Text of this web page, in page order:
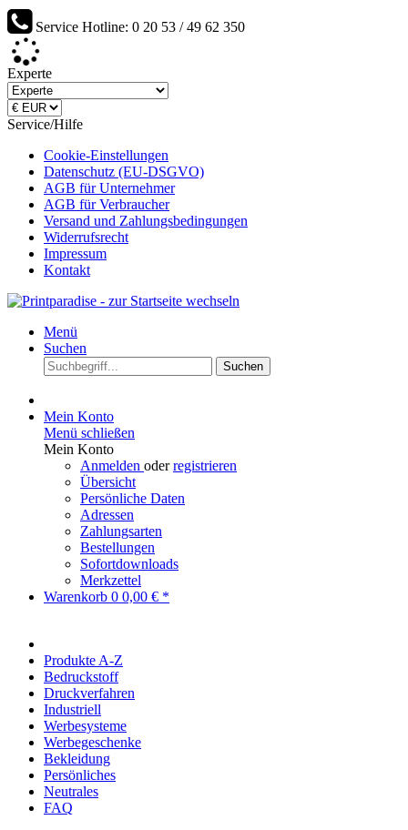
Service Hotline: 0 20 53 / 49 62 350
Experte
Service/Hilfe
Cookie-Einstellungen
Datenschutz (EU-DSGVO)
AGB für Unternehmer
AGB für Verbraucher
Versand und Zahlungsbedingungen
Widerrufsrecht
Impressum
Kontakt
Menü
Suchen
Suchen
Mein Konto
Menü schließen
Mein Konto
Anmelden oderregistrieren
Übersicht
Persönliche Daten
Adressen
Zahlungsarten
Bestellungen
Sofortdownloads
Merkzettel
Warenkorb 0 0,00 € *
Produkte A-Z
Bedruckstoff
Druckverfahren
Industriell
Werbesysteme
Werbegeschenke
Bekleidung
Persönliches
Neutrales
FAQ